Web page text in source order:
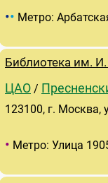
•• Метро:
Библиотека им.
ЦАО /
123100, г. Москва,
• Метро: Улица